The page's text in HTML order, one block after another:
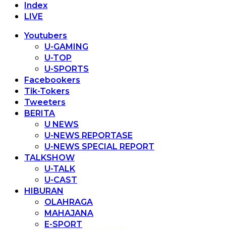
Index
LIVE
Youtubers
U-GAMING
U-TOP
U-SPORTS
Facebookers
Tik-Tokers
Tweeters
BERITA
U NEWS
U-NEWS REPORTASE
U-NEWS SPECIAL REPORT
TALKSHOW
U-TALK
U-CAST
HIBURAN
OLAHRAGA
MAHAJANA
E-SPORT